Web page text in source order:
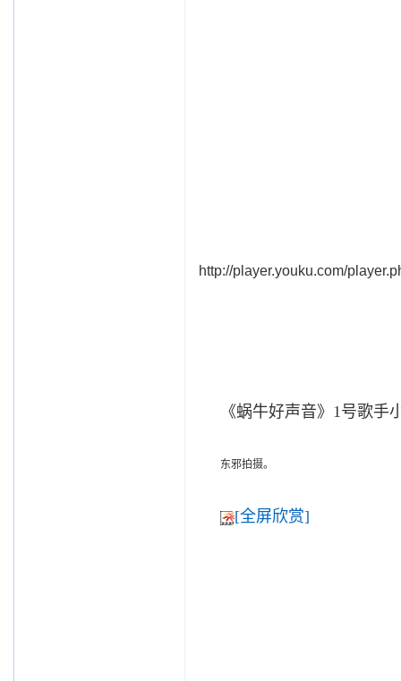
http://player.youku.com/
《蜗牛好声音》1号歌手
东邪拍摄。
[全屏欣赏]